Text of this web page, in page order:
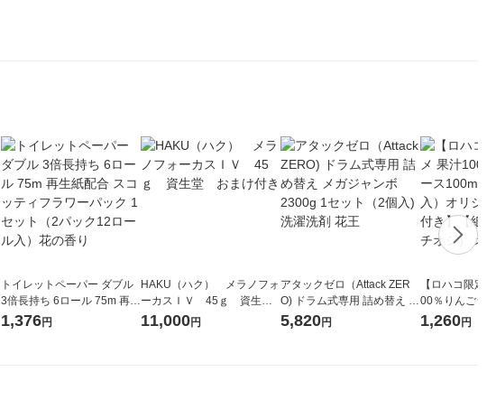
トイレットペーパー ダブル
3倍長持ち 6ロール 75m 再生
紙配合 スコッティフラワー
1,376円
HAKU（ハク） メラノフォ
ーカスＩＶ 45ｇ 資生
堂 おまけ付き
11,000円
アタックゼロ（Attack ZER
O) ドラム式専用 詰め替え メ
ガジャンボ 2300g 1セット
5,820円
【ロハコ限定
00％りんごジ
箱（18本入）
1,260円